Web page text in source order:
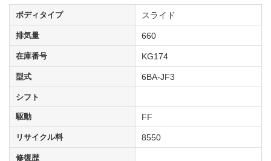
ボディタイプ スライド
排気量 660
在庫番号 KG174
型式 6BA-JF3
シフト
駆動 FF
リサイクル料 8550
修復歴